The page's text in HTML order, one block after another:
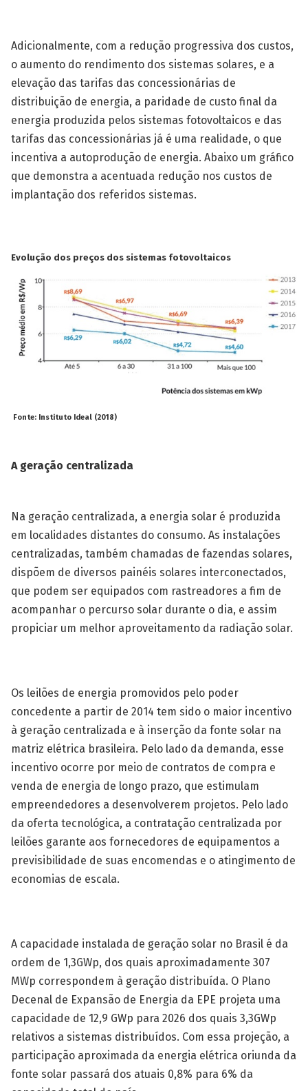
Adicionalmente, com a redução progressiva dos custos,
o aumento do rendimento dos sistemas solares, e a
elevação das tarifas das concessionárias de
distribuição de energia, a paridade de custo final da
energia produzida pelos sistemas fotovoltaicos e das
tarifas das concessionárias já é uma realidade, o que
incentiva a autoprodução de energia. Abaixo um gráfico
que demonstra a acentuada redução nos custos de
implantação dos referidos sistemas.
Evolução dos preços dos sistemas fotovoltaicos
Fonte: Instituto Ideal (2018)
A geração centralizada
Na geração centralizada, a energia solar é produzida
em localidades distantes do consumo. As instalações
centralizadas, também chamadas de fazendas solares,
dispõem de diversos painéis solares interconectados,
que podem ser equipados com rastreadores a fim de
acompanhar o percurso solar durante o dia, e assim
propiciar um melhor aproveitamento da radiação solar.
Os leilões de energia promovidos pelo poder
concedente a partir de 2014 tem sido o maior incentivo
à geração centralizada e à inserção da fonte solar na
matriz elétrica brasileira. Pelo lado da demanda, esse
incentivo ocorre por meio de contratos de compra e
venda de energia de longo prazo, que estimulam
empreendedores a desenvolverem projetos. Pelo lado
da oferta tecnológica, a contratação centralizada por
leilões garante aos fornecedores de equipamentos a
previsibilidade de suas encomendas e o atingimento de
economias de escala.
A capacidade instalada de geração solar no Brasil é da
ordem de 1,3GWp, dos quais aproximadamente 307
MWp correspondem à geração distribuída. O Plano
Decenal de Expansão de Energia da EPE projeta uma
capacidade de 12,9 GWp para 2026 dos quais 3,3GWp
relativos a sistemas distribuídos. Com essa projeção, a
participação aproximada da energia elétrica oriunda da
fonte solar passará dos atuais 0,8% para 6% da